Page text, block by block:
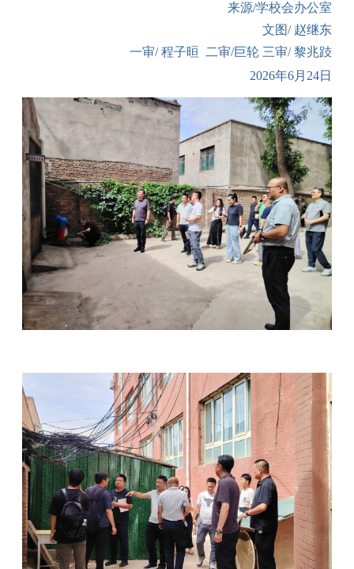
来源/学校会办公室
文图/ 赵继东
一审/ 程子晅 二审/巨轮 三审/ 黎兆跂
2026年6月 24日